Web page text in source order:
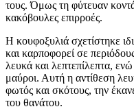
τους. Όμως τη φύτευαν
κακόβουλες επιρροές.
Η κουφοξυλιά σχετίστηκε
και καρποφορεί σε
λευκά και λεπτεπίλεπτα,
μαύροι. Αυτή η αντίθεση
φωτός και σκότους, την
του θανάτου.